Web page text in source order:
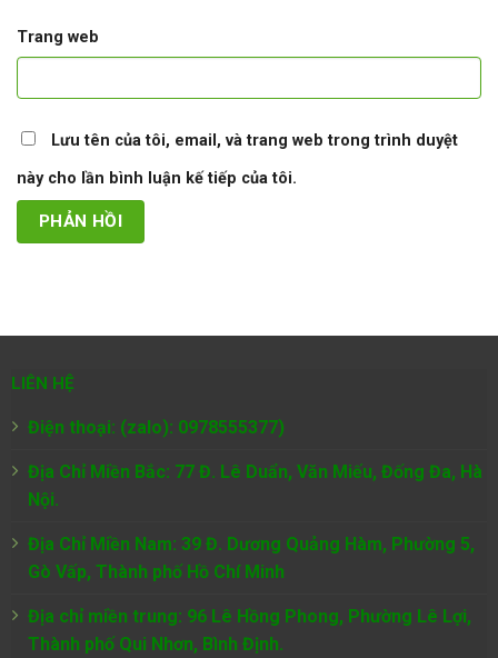
Trang web
Lưu tên của tôi, email, và trang web trong trình duyệt
này cho lần bình luận kế tiếp của tôi.
LIÊN HỆ
Điện thoại: (zalo): 0978555377)
Địa Chỉ Miền Bắc: 77 Đ. Lê Duẩn, Văn Miếu, Đống Đa, Hà
Nội.
Địa Chỉ Miền Nam: 39 Đ. Dương Quảng Hàm, Phường 5,
Gò Vấp, Thành phố Hồ Chí Minh
Địa chỉ miền trung: 96 Lê Hồng Phong, Phường Lê Lợi,
Thành phố Qui Nhơn, Bình Định.